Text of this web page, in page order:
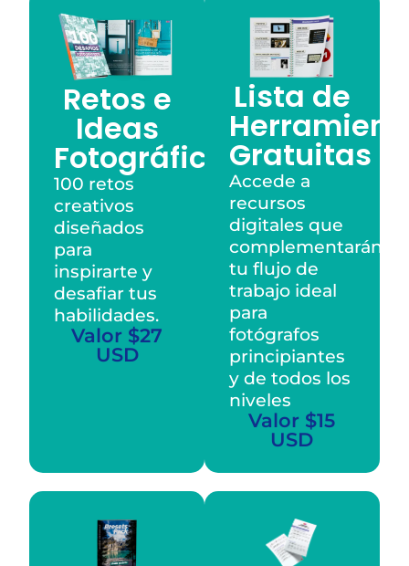
Retos e
Ideas
Fotográficas
100 retos
creativos
diseñados
para
inspirarte y
desafiar tus
habilidades.
Valor $27
USD
Lista de
Gratuitas
Accede a
recursos
digitales que
complementarán
tu flujo de
trabajo ideal
para
fotógrafos
principiantes
y de todos los
niveles
Valor $15
USD